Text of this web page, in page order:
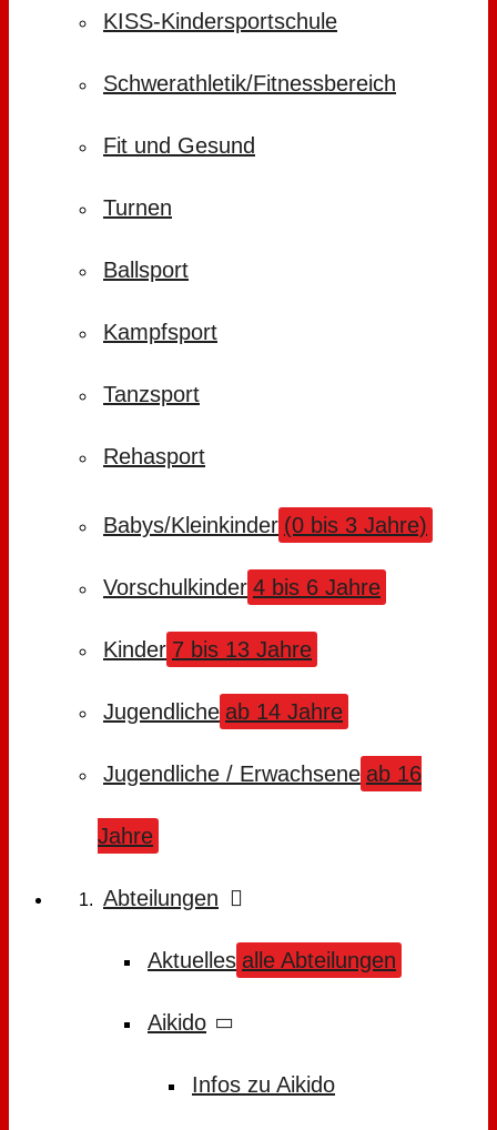
KISS-Kindersportschule
Schwerathletik/Fitnessbereich
Fit und Gesund
Turnen
Ballsport
Kampfsport
Tanzsport
Rehasport
Babys/Kleinkinder (0 bis 3 Jahre)
Vorschulkinder 4 bis 6 Jahre
Kinder 7 bis 13 Jahre
Jugendliche ab 14 Jahre
Jugendliche / Erwachsene ab 16
Jahre
Abteilungen
Aktuelles alle Abteilungen
Aikido
Infos zu Aikido